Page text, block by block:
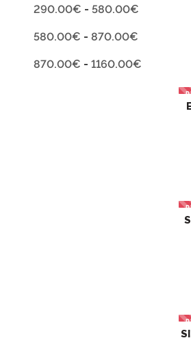
290.00€ - 580.00€
580.00€ - 870.00€
870.00€ - 1160.00€